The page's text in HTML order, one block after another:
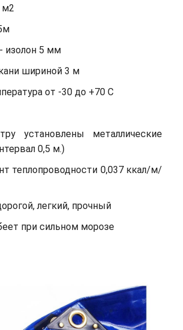
м2
изолон 5 мм
шириной 3 м
от -30 до +70 С
установлены металлические
0,5 м.)
теплопроводности 0,037 ккал/м/
легкий, прочный
при сильном морозе